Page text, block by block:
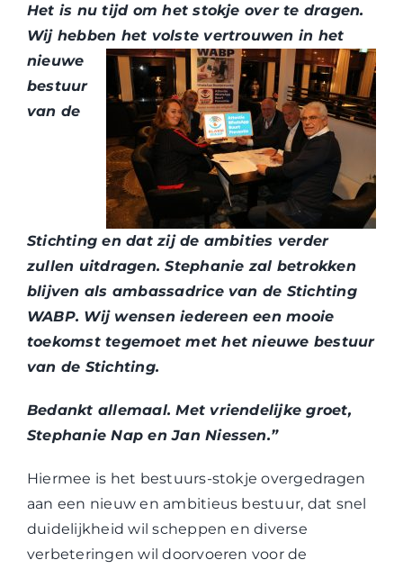
Het is nu tijd om het stokje over te dragen.
Wij hebben het volste vertrouwen in het
nieuwe
bestuur
van de
Stichting en dat zij de ambities verder
zullen uitdragen. Stephanie zal betrokken
blijven als ambassadrice van de Stichting
WABP. Wij wensen iedereen een mooie
toekomst tegemoet met het nieuwe bestuur
van de Stichting.
Bedankt allemaal. Met vriendelijke groet,
Stephanie Nap en Jan Niessen.”
Hiermee is het bestuurs-stokje overgedragen
aan een nieuw en ambitieus bestuur, dat snel
duidelijkheid wil scheppen en diverse
verbeteringen wil doorvoeren voor de